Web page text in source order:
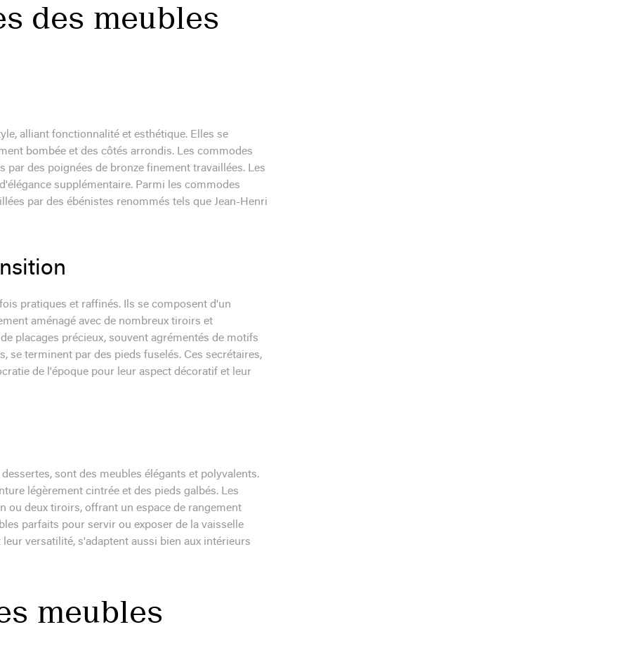
des meubles
alliant fonctionnalité et esthétique. Elles se
bombée et des côtés arrondis. Les commodes
des poignées de bronze finement travaillées. Les
supplémentaire. Parmi les commodes
par des ébénistes renommés tels que Jean-Henri
pratiques et raffinés. Ils se composent d'un
aménagé avec de nombreux tiroirs et
placages précieux, souvent agrémentés de motifs
se terminent par des pieds fuselés. Ces secrétaires,
de l'époque pour leur aspect décoratif et leur
sont des meubles élégants et polyvalents.
légèrement cintrée et des pieds galbés. Les
ou deux tiroirs, offrant un espace de rangement
parfaits pour servir ou exposer de la vaisselle
versatilité, s'adaptent aussi bien aux intérieurs
meubles